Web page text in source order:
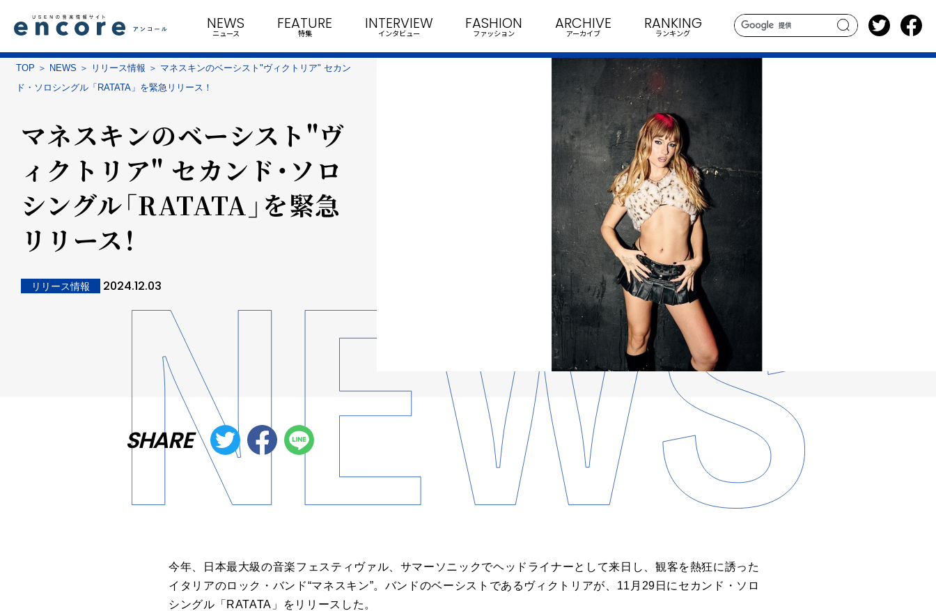
search
NEWS
ニュース
FEATURE
特集
INTERVIEW
インタビュー
FASHION
ファッション
ARCHIVE
アーカイブ
RANKING
ランキング
TOP NEWS リリース情報
マネスキンのベーシスト"ヴィクトリア" セカン
ド・ソロシングル「RATATA」を緊急リリース！
マネスキンのベーシスト"ヴ
ィクトリア" セカンド・ソロ
シングル「RATATA」を緊急
リリース！
リリース情報 2024.12.03
SHARE
今年、日本最大級の音楽フェスティヴァル、サマーソニックでヘッドライナーとして来日し、観客を熱狂に誘った
イタリアのロック・バンド“マネスキン”。バンドのベーシストであるヴィクトリアが、11月29日にセカンド・ソロ
シングル「RATATA」をリリースした。